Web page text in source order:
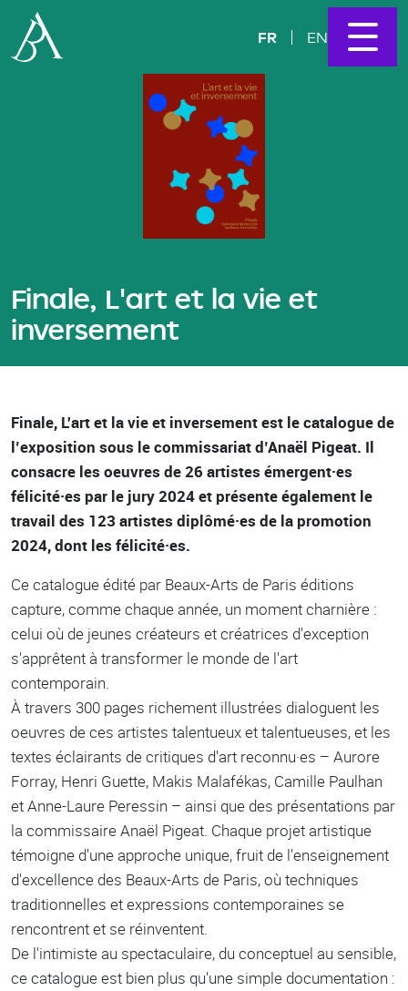
FR EN
Finale, L'art et la vie et
inversement
Finale, L'art et la vie et inversement est le catalogue de
l’exposition sous le commissariat d’Anaël Pigeat. Il
consacre les oeuvres de 26 artistes émergent·es
félicité·es par le jury 2024 et présente également le
travail des 123 artistes diplômé·es de la promotion
2024, dont les félicité·es.
Ce catalogue édité par Beaux-Arts de Paris éditions
capture, comme chaque année, un moment charnière :
celui où de jeunes créateurs et créatrices d'exception
s'apprêtent à transformer le monde de l'art
contemporain.
À travers 300 pages richement illustrées dialoguent les
oeuvres de ces artistes talentueux et talentueuses, et les
textes éclairants de critiques d'art reconnu·es – Aurore
Forray, Henri Guette, Makis Malafékas, Camille Paulhan
et Anne-Laure Peressin – ainsi que des présentations par
la commissaire Anaël Pigeat. Chaque projet artistique
témoigne d'une approche unique, fruit de l'enseignement
d'excellence des Beaux-Arts de Paris, où techniques
traditionnelles et expressions contemporaines se
rencontrent et se réinventent.
De l'intimiste au spectaculaire, du conceptuel au sensible,
ce catalogue est bien plus qu'une simple documentation :